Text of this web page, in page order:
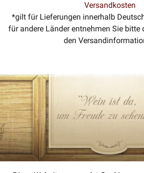
Versandkosten
*gilt für Lieferungen innerhalb
für andere Länder entnehmen Sie
den